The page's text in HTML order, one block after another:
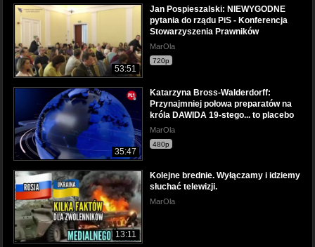
53:51
Jan Pospieszalski: NIEWYGODNE
pytania do rządu PiS - Konferencja
Stowarzyszenia Prawników
MarOla
720p
35:47
Katarzyna Bross-Walderdorff:
Przynajmniej połowa preparatów na
króla DAWIDA 19-stego... to placebo
MarOla
480p
13:11
Kolejne brednie. Wyłączamy i idziemy
słuchać telewizji.
MarOla